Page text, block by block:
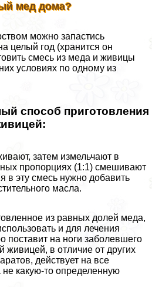
мед дома?
можно запастись
целый год (хранится он
смесь из меда и живицы
условиях по одному из
способ приготовления
затем измельчают в
пропорциях (1:1) смешивают
в эту смесь нужно добавить
масла.
из равных долей меда,
и для лечения
поставит на ноги заболевшего
живицей, в отличие от других
действует на все
какую-то определенную